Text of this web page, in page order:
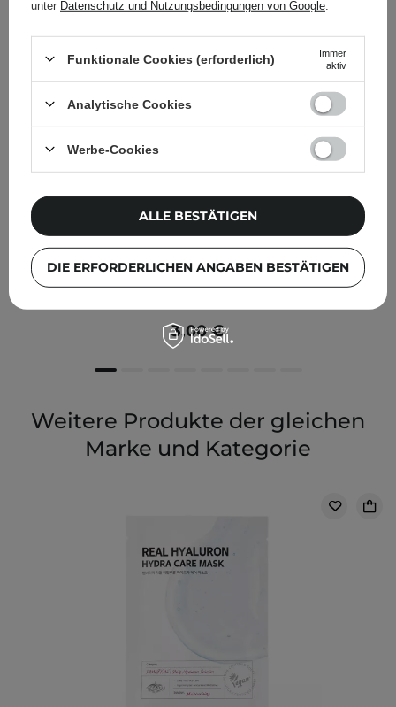
Innisfree - Squeeze Energy Mask - Kombucha -
3,00 €
Weitere Produkte der gleichen
Marke und Kategorie
unter Datenschutz und Nutzungsbedingungen von Google
Funktionale Cookies (erforderlich)
Immer
aktiv
Analytische Cookies
Werbe-Cookies
DIE ERFORDERLICHEN ANGABEN BESTÄTIGEN
ALLE BESTÄTIGEN